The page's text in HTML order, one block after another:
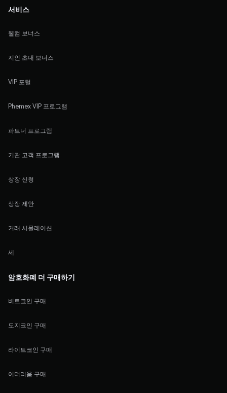
서비스
웰컴 보너스
지인 초대 보너스
VIP 포털
Phemex VIP 프로그램
파트너 프로그램
기관 고객 프로그램
상장 신청
상장 제안
거래 시물레이션
세
암호화폐 더 구매하기
비트코인 구매
도지코인 구매
라이트코인 구매
이더리움 구매